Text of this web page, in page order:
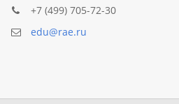
+7 (499) 705-72-30
edu@rae.ru